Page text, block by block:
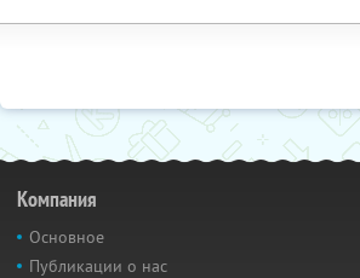
Компания
Основное
Публикации о нас